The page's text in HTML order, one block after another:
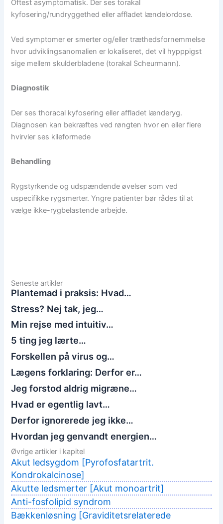
Oftest asymptomatisk. Der ses torakal
kyfosering/rundryggethed eller affladet lændelordose.
Ved symptomer er smerter og/eller træthedsfornemmelse
hvor udviklingsanomalien er lokaliseret, det vil hypppigst
sige mellem skulderbladene (torakal Scheurmann).
Diagnostik
Der ses thoracal kyfosering eller affladet lænderyg.
Diagnosen kan bekræftes ved røngten hvor en eller flere
hvirvler ses kileformede
Behandling
Rygstyrkende og udspændende øvelser som ved
uspecifikke rygsmerter. Yngre patienter bør rådes til at
vælge ikke-rygbelastende arbejde.
Seneste artikler
Plantemad i praksis: Hvad…
Stress? Nej tak, jeg…
Min rejse med intuitiv…
5 ting jeg lærte…
Forskellen på virus og…
Lægens forklaring: Derfor er…
Jeg forstod aldrig migræne…
Hvad er egentlig lavt…
Derfor ignorerede jeg ikke…
Hvordan jeg genvandt energien…
Øvrige artikler i kapitel
Akut ledsygdom [Pyrofosfatartrit.
Kondrokalcinose]
Akutte ledsmerter [Akut monoartrit]
Anti-fosfolipid syndrom
Bækkenløsning [Graviditetsrelaterede